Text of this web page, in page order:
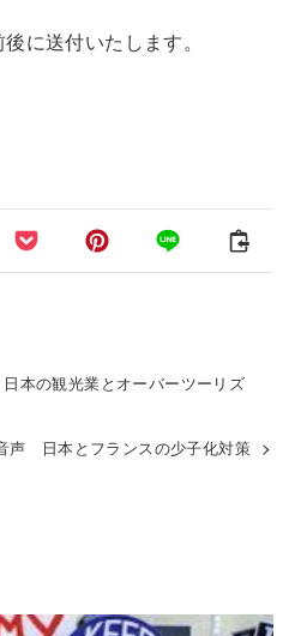
に送付いたします。
本の観光業とオーバーツーリズ
声 日本とフランスの少子化対策